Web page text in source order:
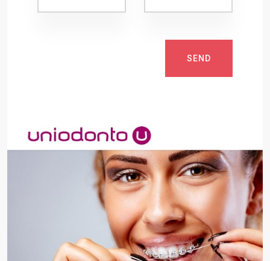
SEND